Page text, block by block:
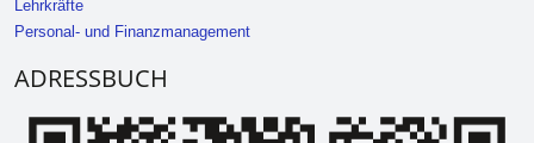
Lehrkräfte
Personal- und Finanzmanagement
ADRESSBUCH